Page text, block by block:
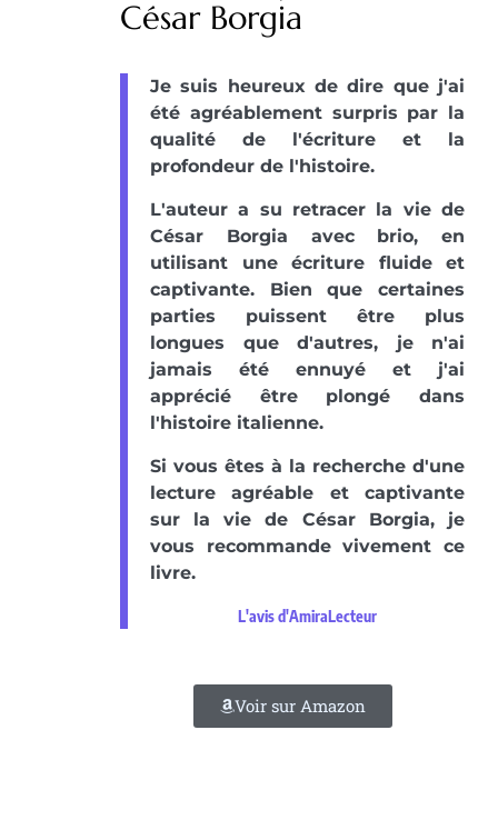
César Borgia
Je suis heureux de dire que j'ai
été agréablement surpris par la
qualité de l'écriture et la
profondeur de l'histoire.
L'auteur a su retracer la vie de
César Borgia avec brio, en
utilisant une écriture fluide et
captivante. Bien que certaines
parties puissent être plus
longues que d'autres, je n'ai
jamais été ennuyé et j'ai
apprécié être plongé dans
l'histoire italienne.
Si vous êtes à la recherche d'une
lecture agréable et captivante
sur la vie de César Borgia, je
vous recommande vivement ce
livre.
L'avis d'AmiraLecteur
Voir sur Amazon